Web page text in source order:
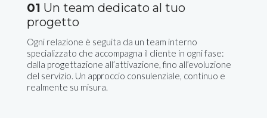
01 Un team dedicato al tuo
progetto
Ogni relazione è seguita da un team interno
specializzato che accompagna il cliente in ogni fase:
dalla progettazione all’attivazione, fino all’evoluzione
del servizio. Un approccio consulenziale, continuo e
realmente su misura.